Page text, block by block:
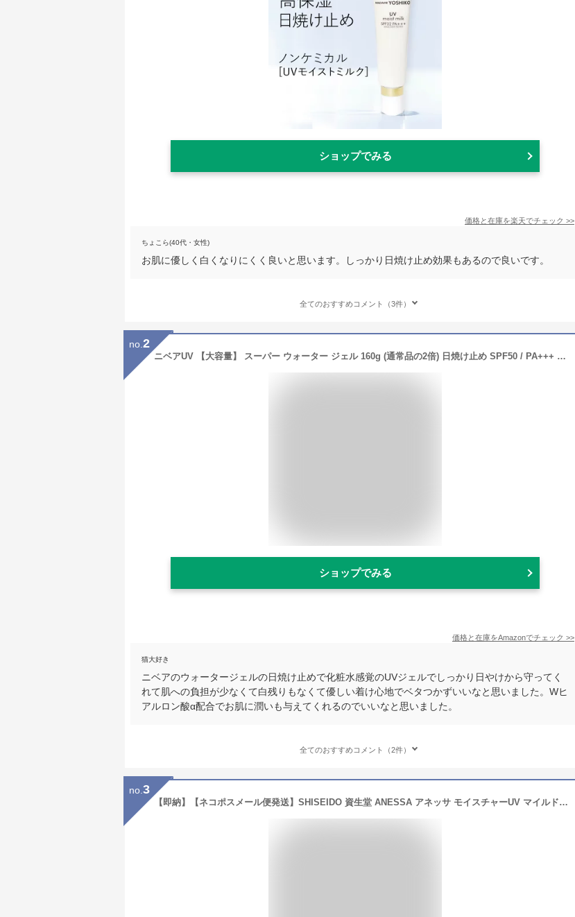
ショップでみる
価格と在庫を楽天でチェック >>
ちょこら(40代・女性)
お肌に優しく白くなりにくく良いと思います。しっかり日焼け止め効果もあるので良いです。
全てのおすすめコメント（3件）
no. 2
ニベアUV 【大容量】 スーパー ウォーター ジェル 160g (通常品の2倍) 日焼け止め SPF50 / PA+++ 「 化粧水 感覚のUVジェル 」
ショップでみる
価格と在庫をAmazonでチェック >>
猫大好き
ニベアのウォータージェルの日焼け止めで化粧水感覚のUVジェルでしっかり日やけから守ってく
れて肌への負担が少なくて白残りもなくて優しい着け心地でベタつかずいいなと思いました。Wヒ
アルロン酸α配合でお肌に潤いも与えてくれるのでいいなと思いました。
全てのおすすめコメント（2件）
no. 3
【即納】【ネコポスメール便発送】SHISEIDO 資生堂 ANESSA アネッサ モイスチャーUV マイルドジェル N 90g敏感肌用 ひやけ止め【4909978998998】